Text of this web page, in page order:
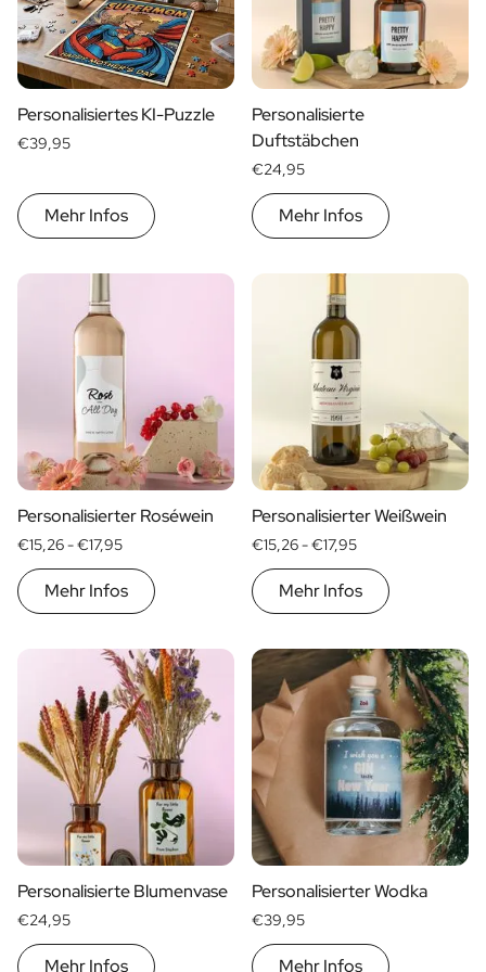
Geschenk für Ihn
Geschenk für Mama
Geschenk für Papa
Werbegeschenke
Gaststättengewerbe
Private-Label-Spirituosen
Bewertungen
Blog
Kontakt
Personalisiertes KI-Puzzle
€39,95
Mehr Infos
Personalisierte
Duftstäbchen
€24,95
Mehr Infos
Personalisierter Roséwein
€15,26 -€17,95
Mehr Infos
Personalisierter Weißwein
€15,26 -€17,95
Mehr Infos
Personalisierte Blumenvase
€24,95
Mehr Infos
Personalisierter Wodka
€39,95
Mehr Infos